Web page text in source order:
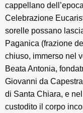
cappellano
Celebrazione
sorelle possano
Paganica (frazione
chiuso, immerso nel
Beata Antonia,
Giovanni da
di Santa Chiara, e
custodito il corpo